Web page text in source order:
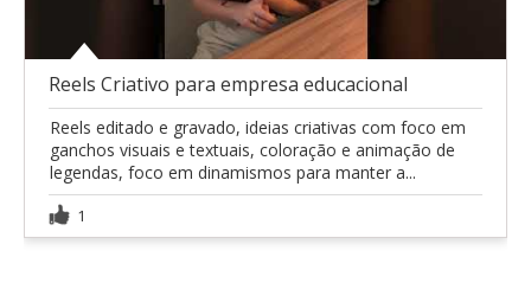
Reels Criativo para empresa educacional
Reels editado e gravado, ideias criativas com foco em
ganchos visuais e textuais, coloração e animação de
legendas, foco em dinamismos para manter a...
1